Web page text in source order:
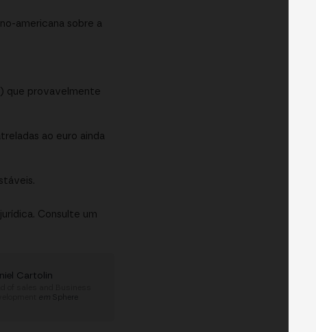
americana sobre a
que provavelmente
ao euro ainda
Consulte um
Cartolin